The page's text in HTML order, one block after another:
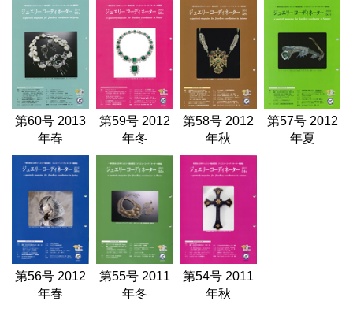
第60号 2013
年春
第59号 2012
年冬
第58号 2012
年秋
第57号 2012
年夏
第56号 2012
年春
第55号 2011
年冬
第54号 2011
年秋